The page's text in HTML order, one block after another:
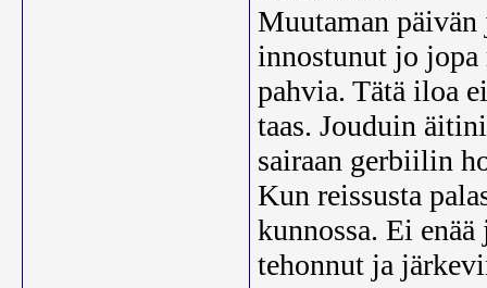
Muutaman
innostunut jo
pahvia. Tätä iloa
taas. Jouduin
sairaan gerbiilin
Kun reissusta
kunnossa. Ei
tehonnut ja